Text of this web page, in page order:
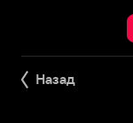
Назад